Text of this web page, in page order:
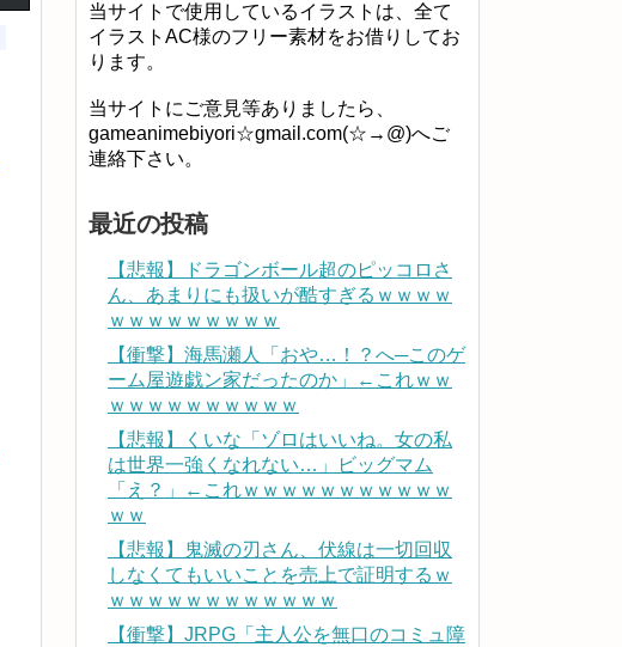
当サイトで使用しているイラストは、全て
イラストAC様のフリー素材をお借りしてお
ります。
当サイトにご意見等ありましたら、
gameanimebiyori☆gmail.com(☆→@)へご
連絡下さい。
最近の投稿
【悲報】ドラゴンボール超のピッコロさ
ん、あまりにも扱いが酷すぎるｗｗｗｗ
ｗｗｗｗｗｗｗｗｗ
【衝撃】海馬瀬人「おや…！？へ─このゲ
ーム屋遊戯ン家だったのか」←これｗｗ
ｗｗｗｗｗｗｗｗｗｗ
【悲報】くいな「ゾロはいいね。女の私
は世界一強くなれない…」ビッグマム
「え？」←これｗｗｗｗｗｗｗｗｗｗｗ
ｗｗ
【悲報】鬼滅の刃さん、伏線は一切回収
しなくてもいいことを売上で証明するｗ
ｗｗｗｗｗｗｗｗｗｗｗｗ
【衝撃】JRPG「主人公を無口のコミュ障